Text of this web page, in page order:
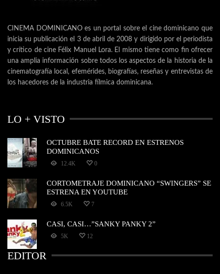
CINEMA DOMINICANO es un portal sobre el cine dominicano que
inicia su publicación el 3 de abril de 2008 y dirigido por el periodista
y crítico de cine Félix Manuel Lora. El mismo tiene como fin ofrecer
una amplia información sobre todos los aspectos de la historia de la
cinematografía local, efemérides, biografías, reseñas y entrevistas de
los hacedores de la industria fílmica dominicana.
LO + VISTO
OCTUBRE BATE RECORD EN ESTRENOS
DOMINICANOS
12.4K 0
CORTOMETRAJE DOMINICANO “SWINGERS” SE
ESTRENA EN YOUTUBE
6.5K 7
CASI, CASI…”SANKY PANKY 2”
5K 12
EDITOR